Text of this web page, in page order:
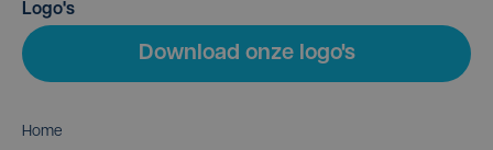
Logo's
Download onze logo's
Home